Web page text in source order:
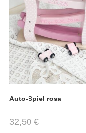
Auto-Spiel rosa
32,50 €